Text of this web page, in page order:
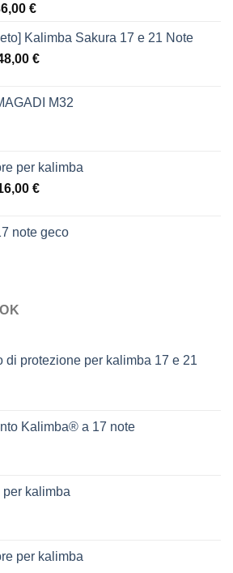
€Il
attuale
è:
Kalimba Sakura 17 e 21 Note
€Fascia
da
48,00 €
M32
per kalimba
€Fascia
da
note geco
di protezione per kalimba 17 e 21
Kalimba® a 17 note
per kalimba
per kalimba